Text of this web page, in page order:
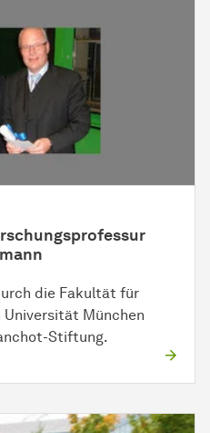
die Fakultät für
Universität München
Stiftung.